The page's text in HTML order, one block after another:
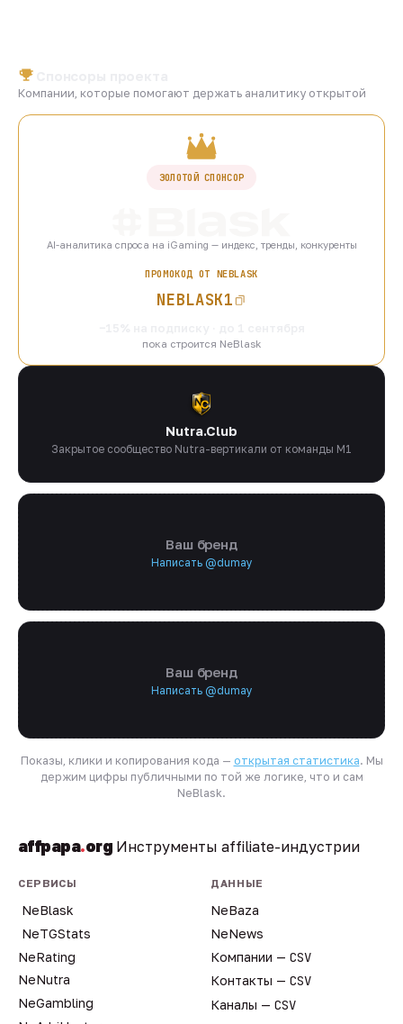
Компании, которые помогают держать аналитику открытой
ЗОЛОТОЙ СПОНСОР
AI-аналитика спроса на iGaming — индекс, тренды, конкуренты
ПРОМОКОД ОТ NEBLASK
NEBLASK1
пока строится NeBlask
Nutra.Club
Закрытое сообщество Nutra-вертикали от команды M1
Ваш бренд
Написать @dumay
Ваш бренд
Написать @dumay
Показы, клики и копирования кода — открытая статистика. Мы
держим цифры публичными по той же логике, что и сам
NeBlask.
affpapa.org Инструменты affiliate-индустрии
СЕРВИСЫ
NeBlask
NeTGStats
NeRating
NeNutra
NeGambling
ДАННЫЕ
NeBaza
NeNews
Компании — CSV
Контакты — CSV
Каналы — CSV